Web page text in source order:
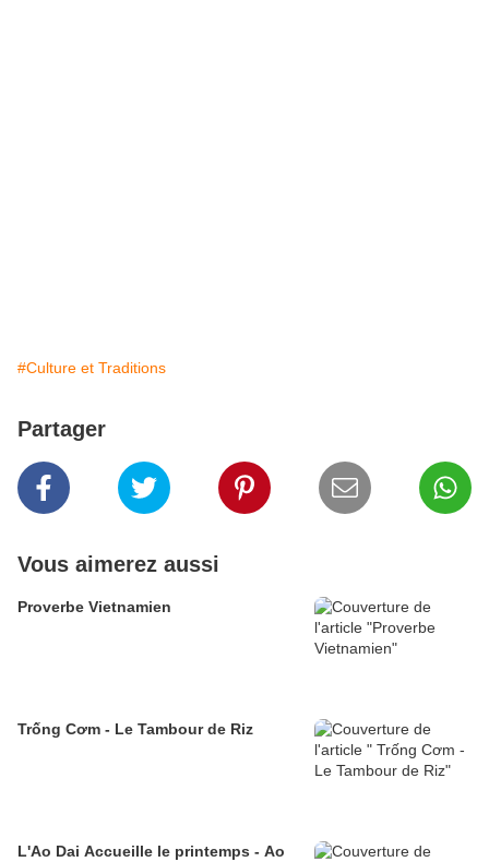
#Culture et Traditions
Partager
Vous aimerez aussi
Proverbe Vietnamien
Trống Cơm - Le Tambour de Riz
L'Ao Dai Accueille le printemps - Ao